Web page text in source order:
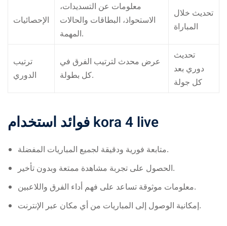
الإحصائيات
معلومات عن التسديدات،
الاستحواذ، البطاقات والحالات
المهمة.
تحديث خلال
المباراة
ترتيب
الدوري
عرض محدث لترتيب الفرق في
كل بطولة.
تحديث
دوري بعد
كل جولة
kora 4 live
متابعة فورية ودقيقة لجميع المباريات المفضلة.
الحصول على تجربة مشاهدة ممتعة وبدون تأخير.
معلومات موثوقة تساعد على فهم أداء الفرق واللاعبين.
إمكانية الوصول إلى المباريات من أي مكان عبر الإنترنت.